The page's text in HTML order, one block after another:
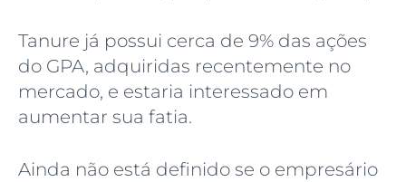
Tanure já possui cerca de 9% das ações
do GPA, adquiridas recentemente no
mercado, e estaria interessado em
aumentar sua fatia.
Ainda não está definido se o empresário